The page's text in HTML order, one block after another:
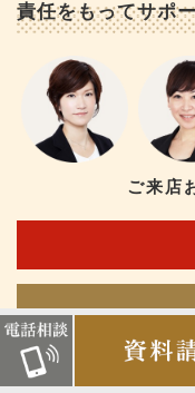
責任をもってサポ
ご来店